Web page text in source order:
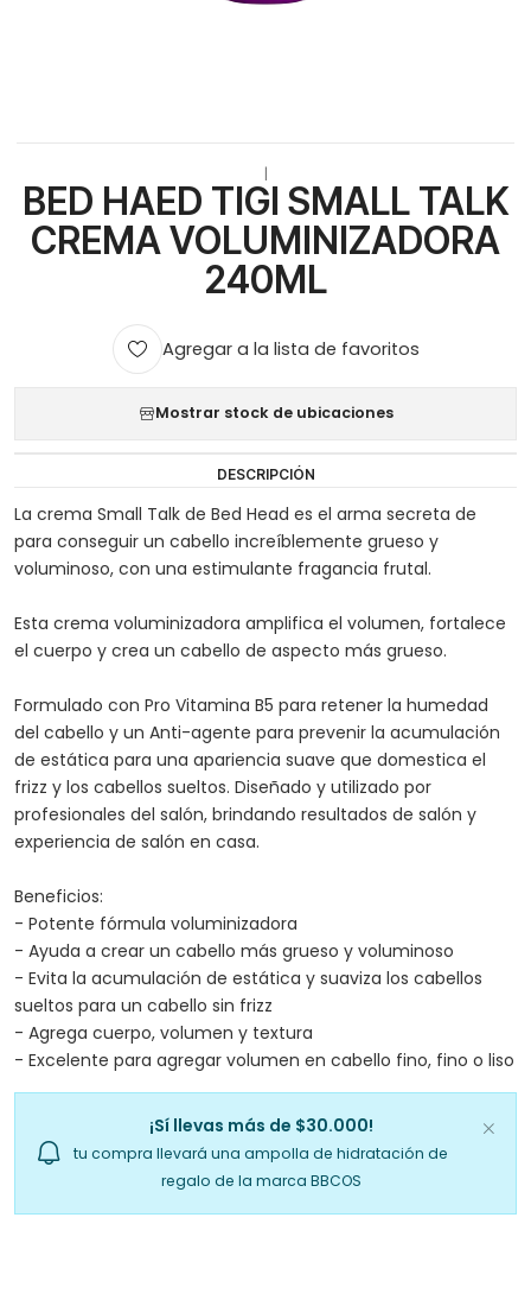
BED HAED TIGI SMALL TALK
CREMA VOLUMINIZADORA
240ML
Agregar a la lista de favoritos
Mostrar stock de ubicaciones
DESCRIPCIÓN
La crema Small Talk de Bed Head es el arma secreta de
para conseguir un cabello increíblemente grueso y
voluminoso, con una estimulante fragancia frutal.
Esta crema voluminizadora amplifica el volumen, fortalece
el cuerpo y crea un cabello de aspecto más grueso.
Formulado con Pro Vitamina B5 para retener la humedad
del cabello y un Anti-agente para prevenir la acumulación
de estática para una apariencia suave que domestica el
frizz y los cabellos sueltos. Diseñado y utilizado por
profesionales del salón, brindando resultados de salón y
experiencia de salón en casa.
Beneficios:
- Potente fórmula voluminizadora
- Ayuda a crear un cabello más grueso y voluminoso
- Evita la acumulación de estática y suaviza los cabellos
sueltos para un cabello sin frizz
- Agrega cuerpo, volumen y textura
- Excelente para agregar volumen en cabello fino, fino o liso
¡Sí llevas más de $30.000!
tu compra llevará una ampolla de hidratación de
regalo de la marca BBCOS